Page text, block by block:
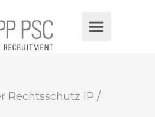
Rechtsschutz IP /